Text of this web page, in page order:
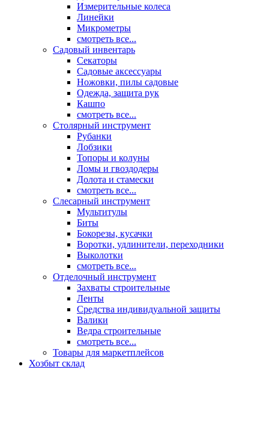
Измерительные колеса
Линейки
Микрометры
смотреть все...
Садовый инвентарь
Секаторы
Садовые аксессуары
Ножовки, пилы садовые
Одежда, защита рук
Кашпо
смотреть все...
Столярный инструмент
Рубанки
Лобзики
Топоры и колуны
Ломы и гвоздодеры
Долота и стамески
смотреть все...
Слесарный инструмент
Мультитулы
Биты
Бокорезы, кусачки
Воротки, удлинители, переходники
Выколотки
смотреть все...
Отделочный инструмент
Захваты строительные
Ленты
Средства индивидуальной защиты
Валики
Ведра строительные
смотреть все...
Товары для маркетплейсов
Хозбыт склад